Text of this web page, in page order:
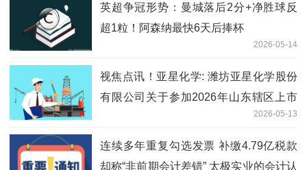
英超争冠形势：曼城落后2分+净胜球反
超1粒！阿森纳最快6天后捧杯
2026-05-14
视焦点讯！亚星化学: 潍坊亚星化学股份
有限公司关于参加2026年山东辖区上市
公司投资者网上集体接待日活动的公告
2026-05-13
连续多年重复勾选发票 补缴4.79亿税款
却称“非前期会计差错” 太极实业的会计认